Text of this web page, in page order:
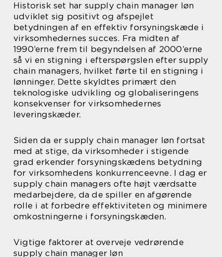
Historisk set har supply chain manager løn
udviklet sig positivt og afspejlet
betydningen af en effektiv forsyningskæde i
virksomhedernes succes. Fra midten af
1990’erne frem til begyndelsen af 2000’erne
så vi en stigning i efterspørgslen efter supply
chain managers, hvilket førte til en stigning i
lønninger. Dette skyldtes primært den
teknologiske udvikling og globaliseringens
konsekvenser for virksomhedernes
leveringskæder.
Siden da er supply chain manager løn fortsat
med at stige, da virksomheder i stigende
grad erkender forsyningskædens betydning
for virksomhedens konkurrenceevne. I dag er
supply chain managers ofte højt værdsatte
medarbejdere, da de spiller en afgørende
rolle i at forbedre effektiviteten og minimere
omkostningerne i forsyningskæden.
Vigtige faktorer at overveje vedrørende
supply chain manager løn